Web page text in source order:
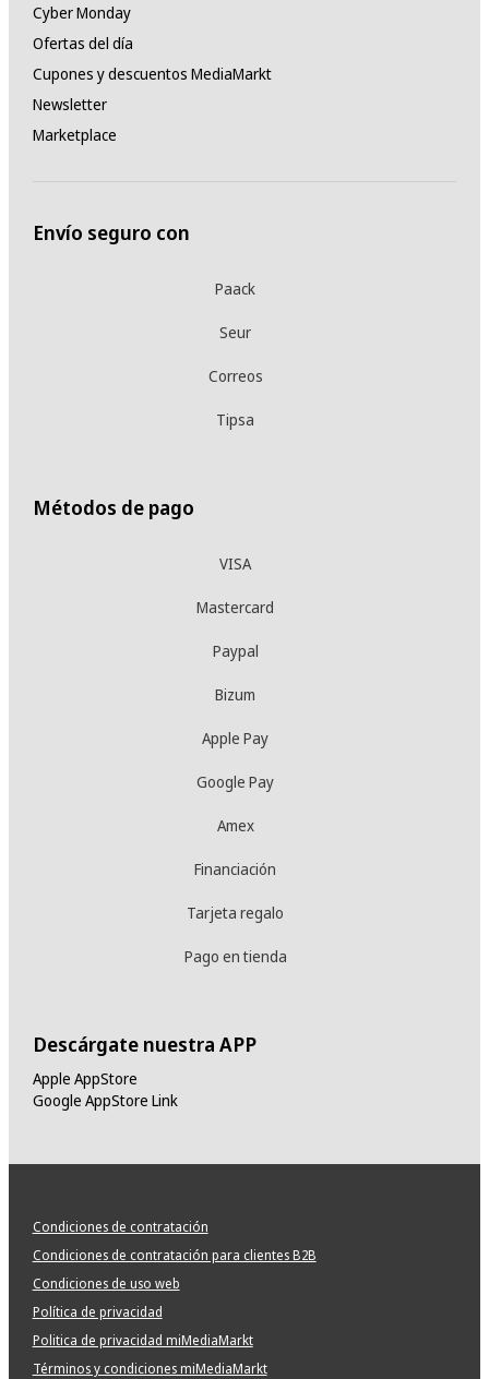
Cyber Monday
Ofertas del día
Cupones y descuentos MediaMarkt
Newsletter
Marketplace
Envío seguro con
Paack
Seur
Correos
Tipsa
Métodos de pago
VISA
Mastercard
Paypal
Bizum
Apple Pay
Google Pay
Amex
Financiación
Tarjeta regalo
Pago en tienda
Descárgate nuestra APP
Apple AppStore
Google AppStore Link
Condiciones de contratación
Condiciones de contratación para clientes B2B
Condiciones de uso web
Política de privacidad
Politica de privacidad miMediaMarkt
Términos y condiciones miMediaMarkt